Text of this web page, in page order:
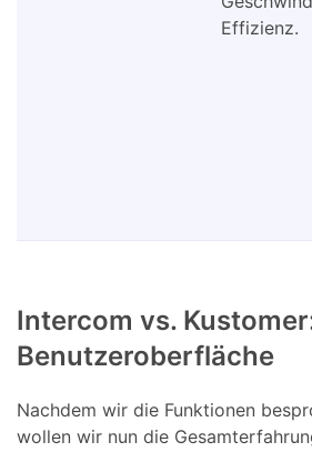
Effizienz.
Intercom vs.
Benutzeroberfläche
Nachdem wir die Funktionen
wollen wir nun die